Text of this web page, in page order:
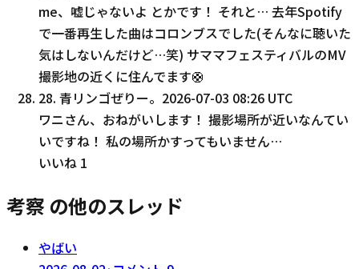
me、嘘じゃないよ とかです！ それと… 去年Spotify
で一番再生した曲はコロンブスでした(そんなに聴いた
気はしないんだけど…笑) サママフェスティバルのMV
撮影地の近くに住んでます🛟
28. 青リンゴぜりー。 2026-07-03 08:26 UTC
ワニさん、おねがいします！ 撮影場所が近いなんてい
いですね！ 私の場所かすってもいません…
いいね 1
考察 の他のスレッド
やばい